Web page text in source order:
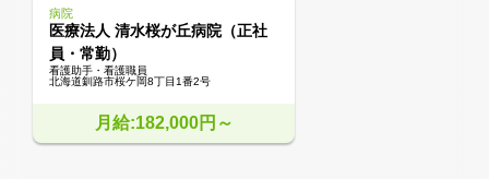
病院
医療法人 清水桜が丘病院（正社
員・常勤）
看護助手・看護職員
北海道釧路市桜ケ岡8丁目1番2号
月給:182,000円～